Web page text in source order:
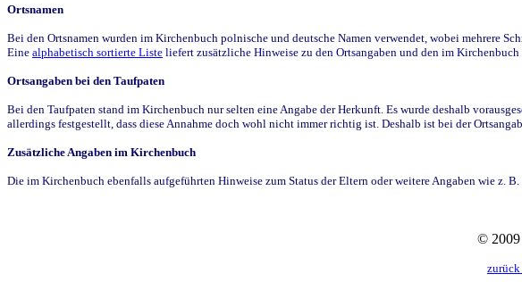
Ortsnamen
Bei den Ortsnamen wurden im Kirchenbuch polnische und deutsche Namen verwendet, wobei mehrere
Eine alphabetisch sortierte Liste liefert zusätzliche Hinweise zu den Ortsangaben und den im Kirchenbuch
Ortsangaben bei den Taufpaten
Bei den Taufpaten stand im Kirchenbuch nur selten eine Angabe der Herkunft. Es wurde deshalb
allerdings festgestellt, dass diese Annahme doch wohl nicht immer richtig ist. Deshalb ist bei der
Zusätzliche Angaben im Kirchenbuch
Die im Kirchenbuch ebenfalls aufgeführten Hinweise zum Status der Eltern oder weitere Angaben wie z.
© 2009